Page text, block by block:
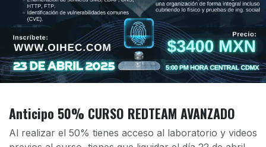
​​​Anticipo 50% CURSO REDTEAM AVANZADO
Al realizar el 50% tienes acceso al laboratorio y videos